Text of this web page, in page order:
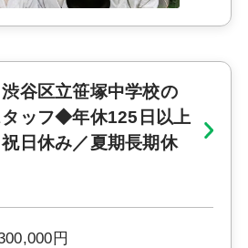
渋谷区立笹塚中学校の
ッフ◆年休125日以上
日休み／夏期長期休
円